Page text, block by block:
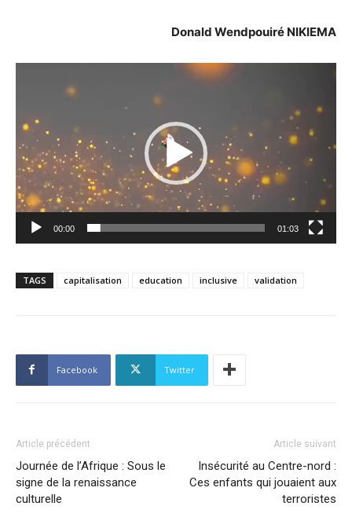
Donald Wendpouiré NIKIEMA
Lecteur
00:00 01:03
TAGS capitalisation education inclusive validation
Facebook Twitter
Article précédent
Journée de l’Afrique : Sous le
signe de la renaissance
culturelle
Article suivant
Insécurité au Centre-nord :
Ces enfants qui jouaient aux
terroristes